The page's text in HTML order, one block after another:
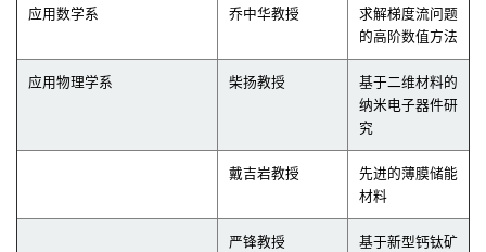
应用数学系 乔中华教授
求解梯度流问题
的高阶数值方法
应用物理学系 柴扬教授
基于二维材料的
纳米电子器件研
究
戴吉岩教授
先进的薄膜储能
材料
严锋教授
基于新型钙钛矿